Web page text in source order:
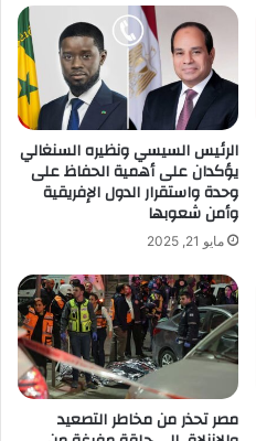
الرئيس السيسي ونظيره السنغالي
يؤكدان على أهمية الحفاظ على
وحدة واستقرار الدول الإفريقية
وأمن شعوبها
مايو 21, 2025
مصر تحذر من مخاطر التصعيد